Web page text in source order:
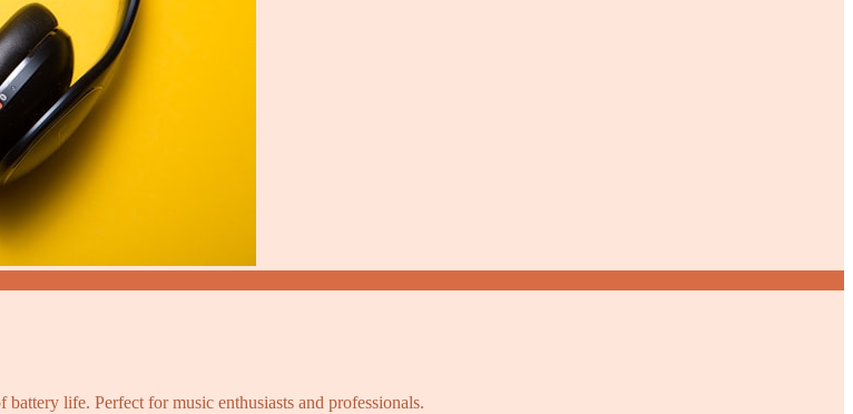
life. Perfect for music enthusiasts and professionals.